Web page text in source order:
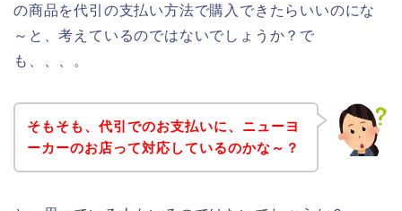
の商品を代引の支払い方法で購入できたらいいのにな
～と、考えているのではないでしょうか？で
も、、、。
そもそも、代引でのお支払いに、ニューヨ
ーカーのお店って対応しているのかな～？